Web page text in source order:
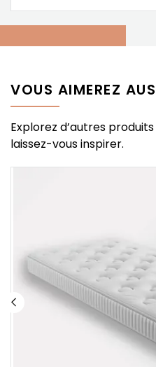
VOUS AIMEREZ
Explorez d’autres
laissez-vous inspirer.